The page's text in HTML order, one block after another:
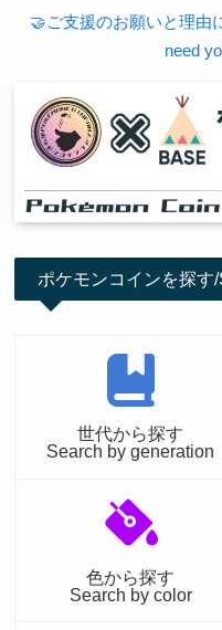
🤝ご支援のお願いと理由
need
ポケモンコインを探す
世代から探す
Search by generation
色から探す
Search by color